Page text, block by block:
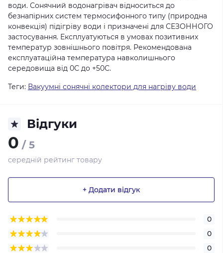
води. Сонячний водонагрівач відноситься до
безнапірних систем термосифонного типу (природна
конвекція) підігріву води і призначені для СЕЗОННОГО
застосування. Експлуатуються в умовах позитивних
температур зовнішнього повітря. Рекомендована
експлуатаційна температура навколишнього
середовища від 0С до +50С.
Теги: Вакуумні сонячні колектори для нагріву води
Відгуки
0 / 5
середній рейтинг товару
+ Додати відгук
0
0
0